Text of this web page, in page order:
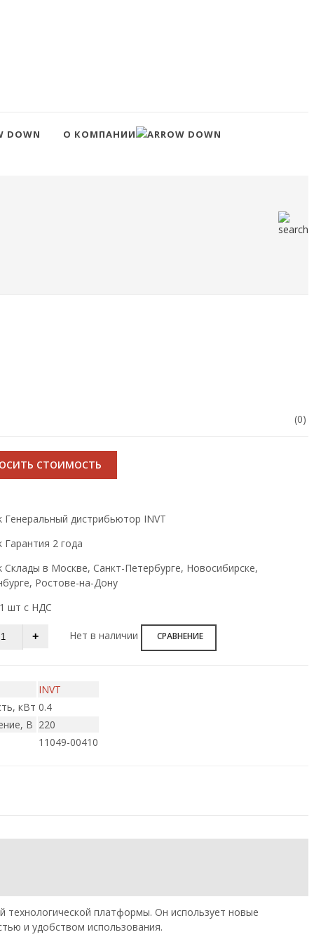
О КОМПАНИИ
(0)
СТОИМОСТЬ
Генеральный дистрибьютор INVT
Гарантия 2 года
Склады в Москве, Санкт-Петербурге, Новосибирске,
Ростове-на-Дону
шт с НДС
Нет в наличии СРАВНЕНИЕ
INVT
кВт 0.4
В 220
11049-00410
технологической платформы. Он использует новые
и удобством использования.